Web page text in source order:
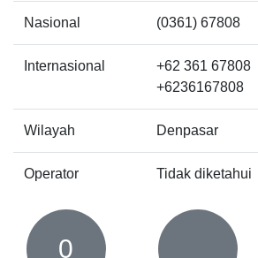
Nasional (0361) 67808
Internasional
+62 361 67808
+6236167808
Wilayah Denpasar
Operator Tidak diketahui
0